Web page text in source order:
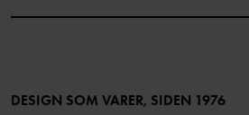
Bli medlem
DESIGN SOM VARER, SIDEN 1976